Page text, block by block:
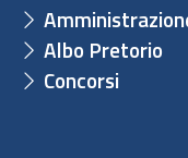
Albo Pretorio
Concorsi